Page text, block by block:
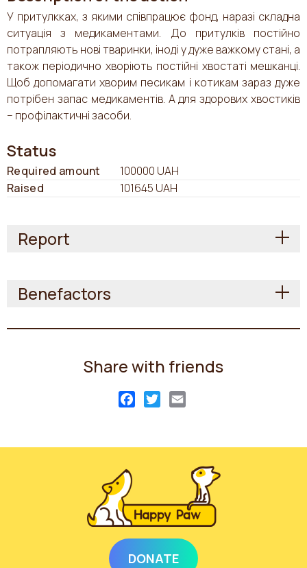
У притулкках, з якими співпрацює фонд, наразі складна
ситуація з медикаментами. До притулків постійно
потрапляють нові тваринки, іноді у дуже важкому стані, а
також періодично хворіють постійні хвостаті мешканці.
Щоб допомагати хворим песикам і котикам зараз дуже
потрібен запас медикаментів. А для здорових хвостиків
– профілактичні засоби.
Status
Required amount
100000 UAH
Raised
101645 UAH
Report
Benefactors
Share with friends
Facebook
Twitter
DONATE